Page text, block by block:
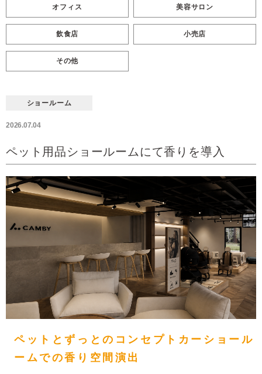
オフィス 美容サロン
飲食店 小売店
その他
ショールーム
2026.07.04
ペット用品ショールームにて香りを導入
ペットとずっとのコンセプトカーショール
ームでの香り空間演出